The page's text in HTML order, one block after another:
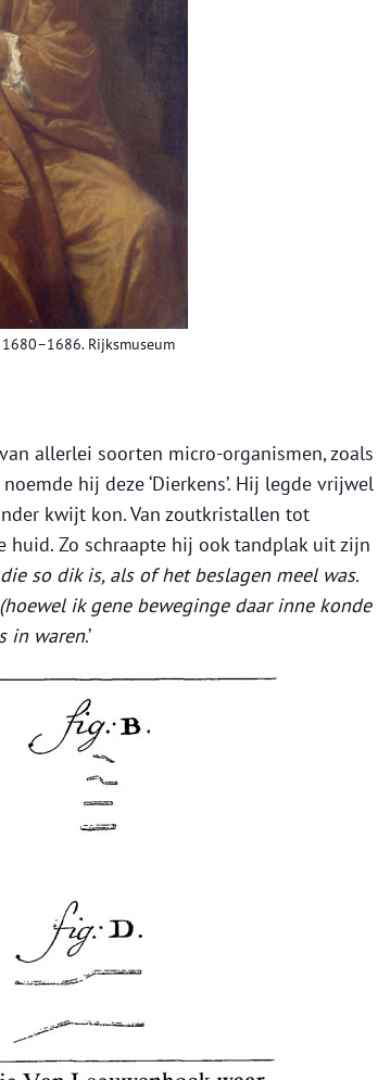
Rijksmuseum
allerlei soorten micro-organismen, zoals
hij deze ‘Dierkens’. Hij legde vrijwel
kwijt kon. Van zoutkristallen tot
huid. Zo schraapte hij ook tandplak uit zijn
so dik is, als of het beslagen meel was.
ik gene beweginge daar inne konde
in waren.’